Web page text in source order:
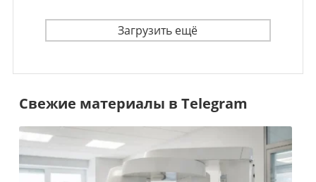
Загрузить ещё
Свежие материалы в Telegram